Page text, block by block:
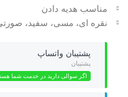
مناسب هدیه دادن
نقره ای، مسی، سفید،
پشتیبان واتساپ
پشتیبان
اگر سوالی دارید در خدمت شما